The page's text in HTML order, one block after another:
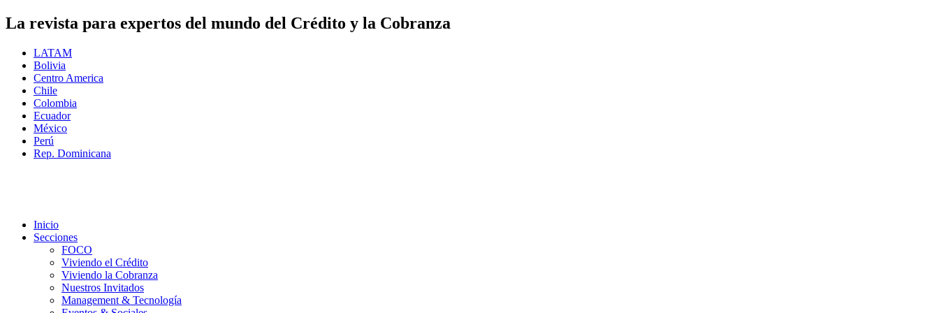
La revista para expertos del mundo del Crédito y la Cobranza
LATAM
Bolivia
Centro America
Chile
Colombia
Ecuador
México
Perú
Rep. Dominicana
Inicio
Secciones
FOCO
Viviendo el Crédito
Viviendo la Cobranza
Nuestros Invitados
Management & Tecnología